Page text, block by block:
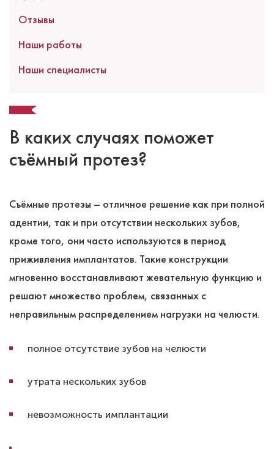
Отзывы
Наши работы
Наши специалисты
В каких случаях поможет
съёмный протез?
Съёмные протезы – отличное решение как при полной
адентии, так и при отсутствии нескольких зубов,
кроме того, они часто используются в период
приживления имплантатов. Такие конструкции
мгновенно восстанавливают жевательную функцию и
решают множество проблем, связанных с
неправильным распределением нагрузки на челюсти.
полное отсутствие зубов на челюсти
утрата нескольких зубов
невозможность имплантации